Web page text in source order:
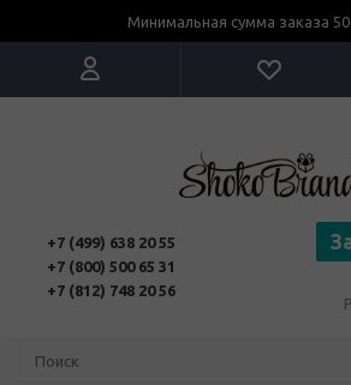
Минимальная сумма заказа 50
+7 (499) 638 20 55
+7 (800) 500 65 31
+7 (812) 748 20 56